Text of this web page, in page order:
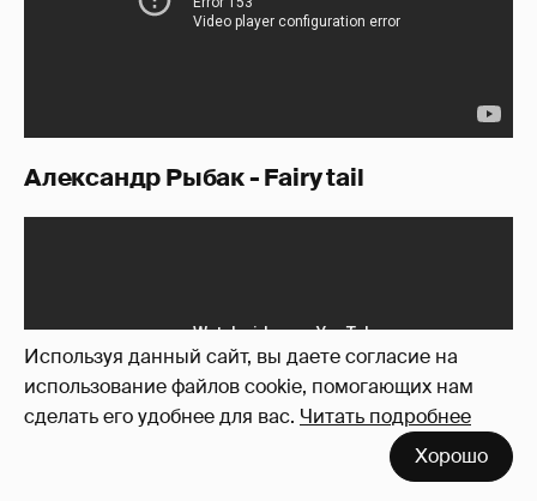
Используя данный сайт, вы даете согласие на
использование файлов cookie, помогающих нам
сделать его удобнее для вас. Читать подробнее
Хорошо
Александр Рыбак - Fairy tail